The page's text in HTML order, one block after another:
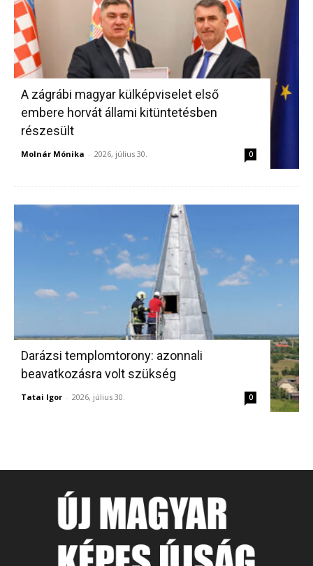
A zágrábi magyar külképviselet első
embere horvát állami kitüntetésben
részesült
Molnár Mónika - 2026, július 30. 0
Darázsi templomtorony: azonnali
beavatkozásra volt szükség
Tatai Igor - 2026, július 30. 0